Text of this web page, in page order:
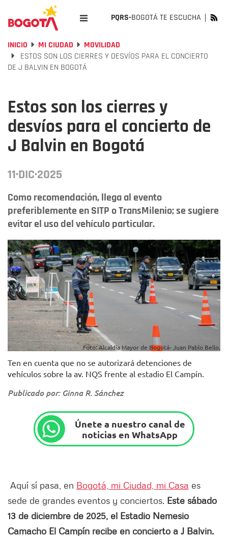
PQRS-BOGOTÁ TE ESCUCHA
INICIO MI CIUDAD
MOVILIDAD
ESTOS SON LOS CIERRES Y DESVÍOS PARA EL CONCIERTO
DE J BALVIN EN BOGOTÁ
Estos son los cierres y
desvíos para el concierto de
J Balvin en Bogotá
11·DIC·2025
Como recomendación, llega al evento
preferiblemente en SITP o TransMilenio; se sugiere
evitar el uso del vehículo particular.
Foto: Alcaldía Mayor de Bogotá- Juan Pablo Bello.
Ten en cuenta que no se autorizará detenciones de
vehículos sobre la av. NQS frente al estadio El Campín.
Publicado por: Ginna R. Sánchez
Únete a nuestro canal de
noticias en WhatsApp
Aquí sí pasa, en Bogotá, mi Ciudad, mi Casa es
sede de grandes eventos y conciertos. Este sábado
13 de diciembre de 2025, el Estadio Nemesio
Camacho El Campín recibe en concierto a J Balvin.